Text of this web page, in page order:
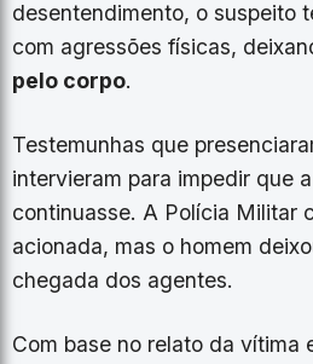
desentendimento, o suspeito
com agressões físicas,
pelo corpo.
Testemunhas que
intervieram para impedir que
continuasse. A Polícia Militar
acionada, mas o homem
chegada dos agentes.
Com base no relato da vítima